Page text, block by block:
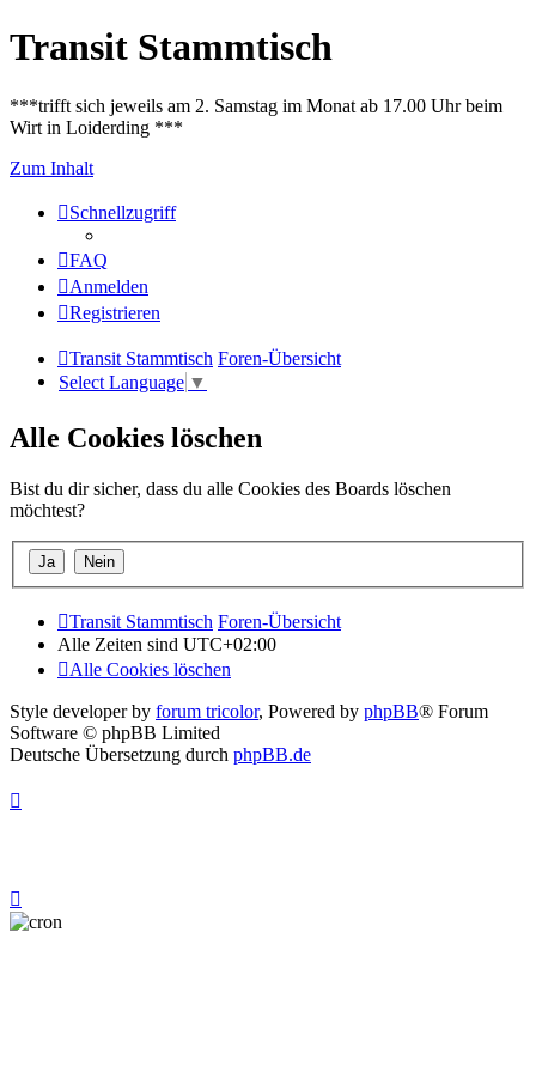
Transit Stammtisch
***trifft sich jeweils am 2. Samstag im Monat ab 17.00 Uhr beim
Wirt in Loiderding ***
Zum Inhalt
Schnellzugriff
FAQ
Anmelden
Registrieren
Transit Stammtisch Foren-Übersicht
Select Language ▼
Alle Cookies löschen
Bist du dir sicher, dass du alle Cookies des Boards löschen
möchtest?
Transit Stammtisch Foren-Übersicht
Alle Zeiten sind UTC+02:00
Alle Cookies löschen
Style developer by forum tricolor, Powered by phpBB® Forum
Software © phpBB Limited
Deutsche Übersetzung durch phpBB.de